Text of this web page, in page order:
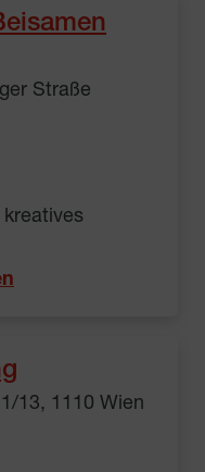
Straße
kreatives
13, 1110 Wien